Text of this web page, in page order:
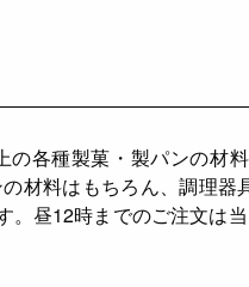
各種製菓・製パンの材
材料はもちろん、調理
昼12時までのご注文は当